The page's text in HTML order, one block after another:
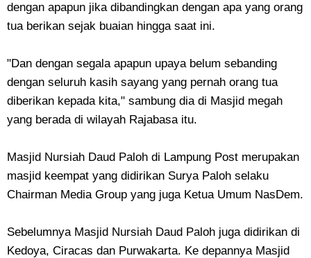
dengan apapun jika dibandingkan dengan apa yang orang
tua berikan sejak buaian hingga saat ini.
"Dan dengan segala apapun upaya belum sebanding
dengan seluruh kasih sayang yang pernah orang tua
diberikan kepada kita," sambung dia di Masjid megah
yang berada di wilayah Rajabasa itu.
Masjid Nursiah Daud Paloh di Lampung Post merupakan
masjid keempat yang didirikan Surya Paloh selaku
Chairman Media Group yang juga Ketua Umum NasDem.
Sebelumnya Masjid Nursiah Daud Paloh juga didirikan di
Kedoya, Ciracas dan Purwakarta. Ke depannya Masjid